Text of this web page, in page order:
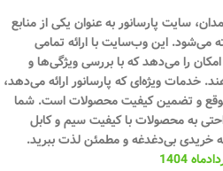
سایت پارسانور به عنوان یکی از منابع
می‌شود. این وب‌سایت با ارائه تمامی
را می‌دهد که با بررسی ویژگی‌ها و
خدمات ویژه‌ای که پارسانور ارائه می‌دهد،
و تضمین کیفیت محصولات است. شما
به محصولات با کیفیت سیم و کابل
خریدی بی‌دغدغه و مطمئن لذت ببرید.
1404